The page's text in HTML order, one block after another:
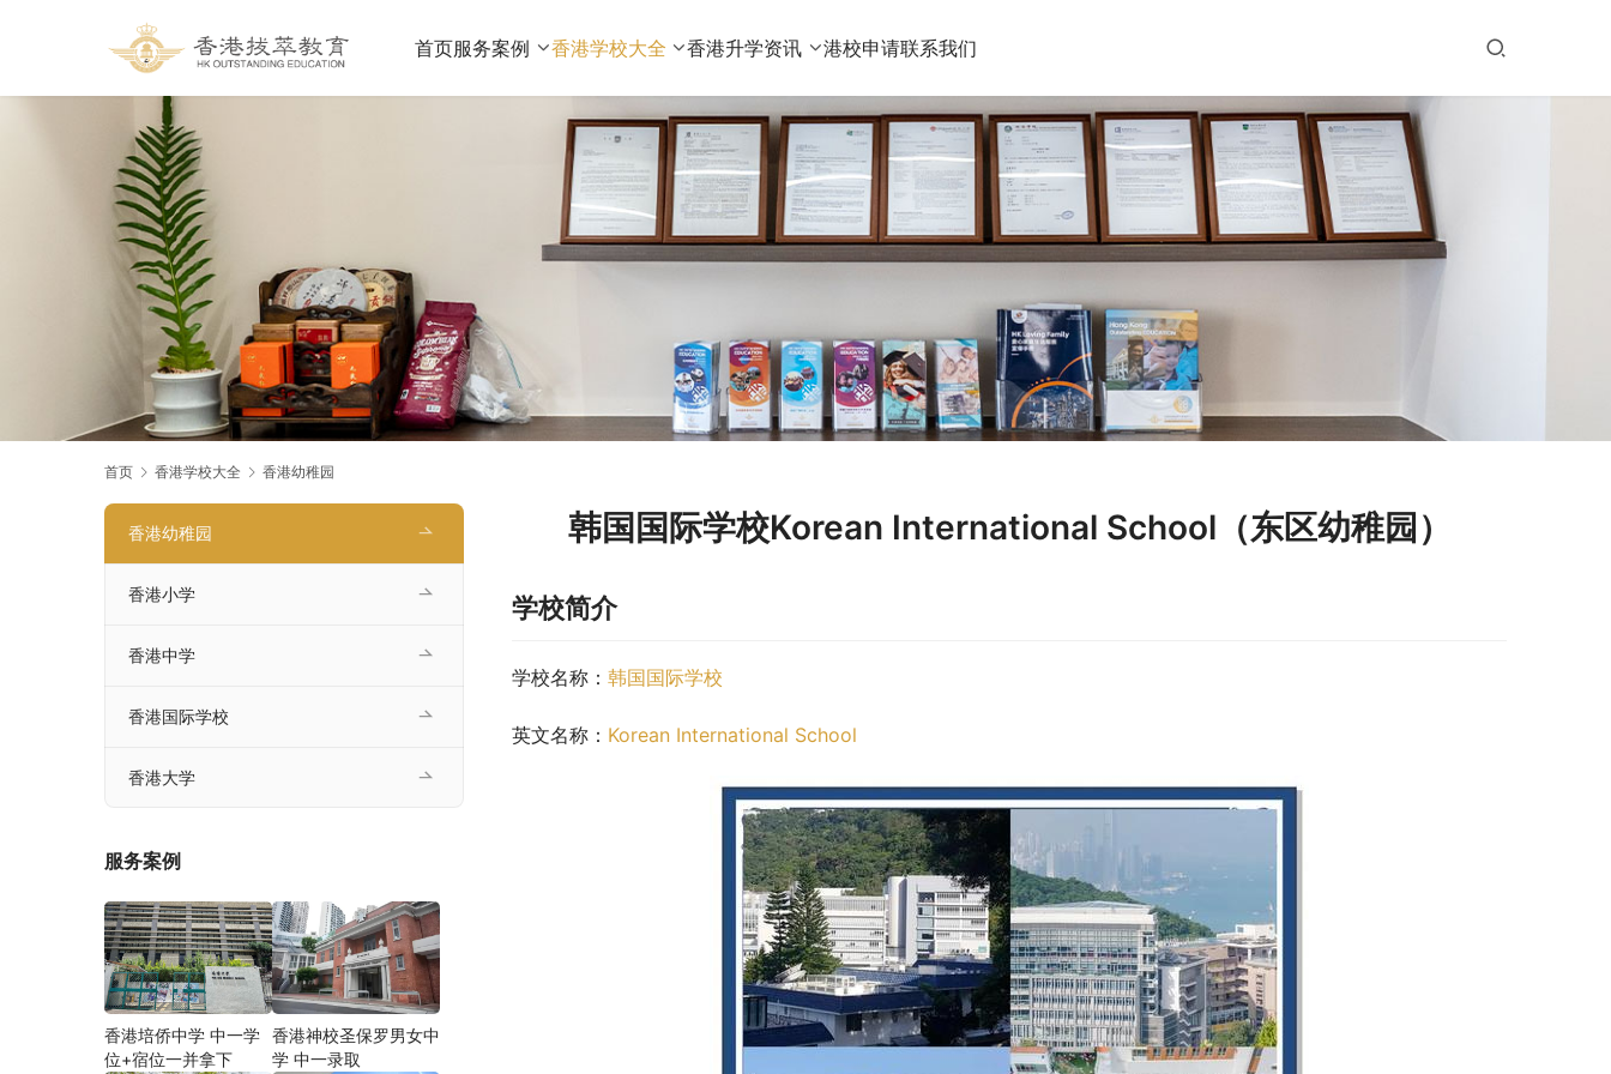
首页服务案例 香港学校大全 香港升学资讯 港校申请联系我们
首页 香港学校大全 香港幼稚园
韩国国际学校Korean International School（东区幼稚园）
学校简介
学校名称： 韩国国际学校
英文名称： Korean International School
香港幼稚园
香港小学
香港中学
香港国际学校
香港大学
服务案例
香港培侨中学 中一学
位+宿位一并拿下
香港神校圣保罗男女中
学 中一录取